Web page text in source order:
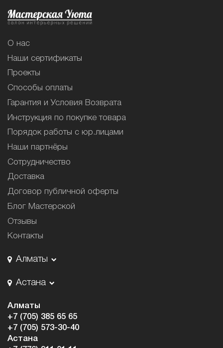
О нас
Наши сертификаты
Проекты
Способы оплаты
Гарантия и Условия Возврата
Инструкция по покупке товара
Порядок работы с юр.лицами
Наши партнёры
Сотрудничество
Доставка
Договор публичной оферты
Блог Мастерской
Отзывы
Контакты
Алматы
Астана
Алматы
+7 (705) 385 65 65
+7 (705) 573-30-40
Астана